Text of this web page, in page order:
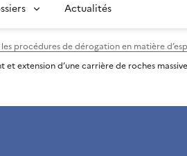
Actualités
procédures de dérogation en matière
et extension d’une carrière de roches